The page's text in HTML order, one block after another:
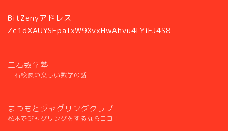
BitZenyアドレス
Zc1dXAUYSEpaTxW9XvxHwAhvu4LYiFJ4S8
三石数学塾
三石校長の楽しい数学の話
まつもとジャグリングクラブ
松本でジャグリングをするならココ！